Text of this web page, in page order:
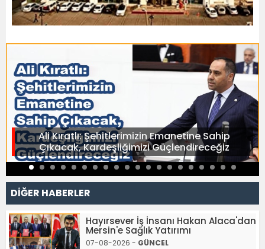
Ali Kıratlı: Şehitlerimizin Emanetine Sahip
Çıkacak, Kardeşliğimizi Güçlendireceğiz
DİĞER HABERLER
Hayırsever İş İnsanı Hakan Alaca'dan
Mersin'e Sağlık Yatırımı
07-08-2026 - GÜNCEL